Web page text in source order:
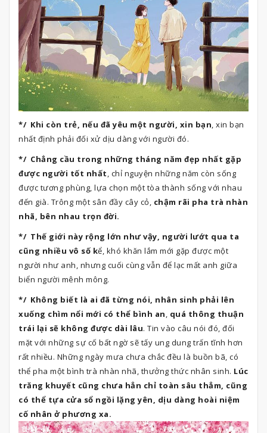
*/ Khi còn trẻ, nếu đã yêu một người, xin bạn, xin bạn
nhất định phải đối xử dịu dàng với người đó.
*/ Chẳng cầu trong những tháng năm đẹp nhất gặp
được người tốt nhất, chỉ nguyện những năm còn sống
được tương phùng, lựa chọn một tòa thành sống với nhau
đến già. Trông một sân đầy cây cỏ, chậm rãi pha trà nhàn
nhã, bên nhau trọn đời.
*/ Thế giới này rộng lớn như vậy, người lướt qua ta
cũng nhiều vô số kể, khó khăn lắm mới gặp được một
người như anh, nhưng cuối cùng vẫn để lạc mất anh giữa
biển người mênh mông.
*/ Không biết là ai đã từng nói, nhân sinh phải lên
xuống chìm nổi mới có thể bình an, quá thông thuận
trái lại sẽ không được dài lâu. Tin vào câu nói đó, đối
mặt với những sự cố bất ngờ sẽ tấy ung dung trấn tĩnh hơn
rất nhiều. Những ngày mưa chưa chắc đều là buồn bã, có
thể pha một bình trà nhàn nhã, thưởng thức nhân sinh. Lúc
trăng khuyết cũng chưa hẳn chỉ toàn sâu thẳm, cũng
có thể tựa cửa sổ ngồi lặng yên, dịu dàng hoài niệm
cố nhân ở phương xa.